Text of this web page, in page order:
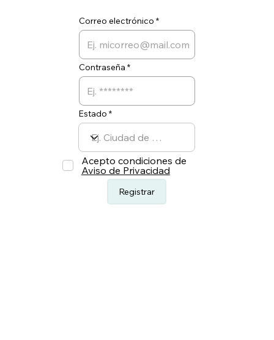
Registrar
Acepto condiciones de
Aviso de Privacidad
Estado
Contraseña
Correo electrónico